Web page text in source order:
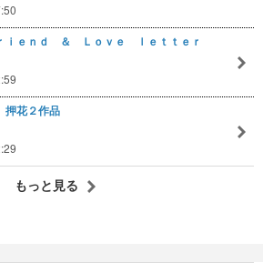
ｉｅｎｄ ＆ Ｌｏｖｅ ｌｅｔｔｅｒ
花２作品
もっと見る